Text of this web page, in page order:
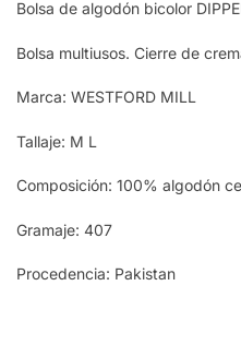
Bolsa de algodón bicolor
Bolsa multiusos. Cierre de
Marca: WESTFORD MILL
Tallaje: M L
Composición: 100% algodón
Gramaje: 407
Procedencia: Pakistan